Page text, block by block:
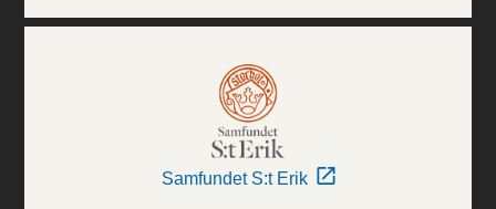
Samfundet S:t Erik